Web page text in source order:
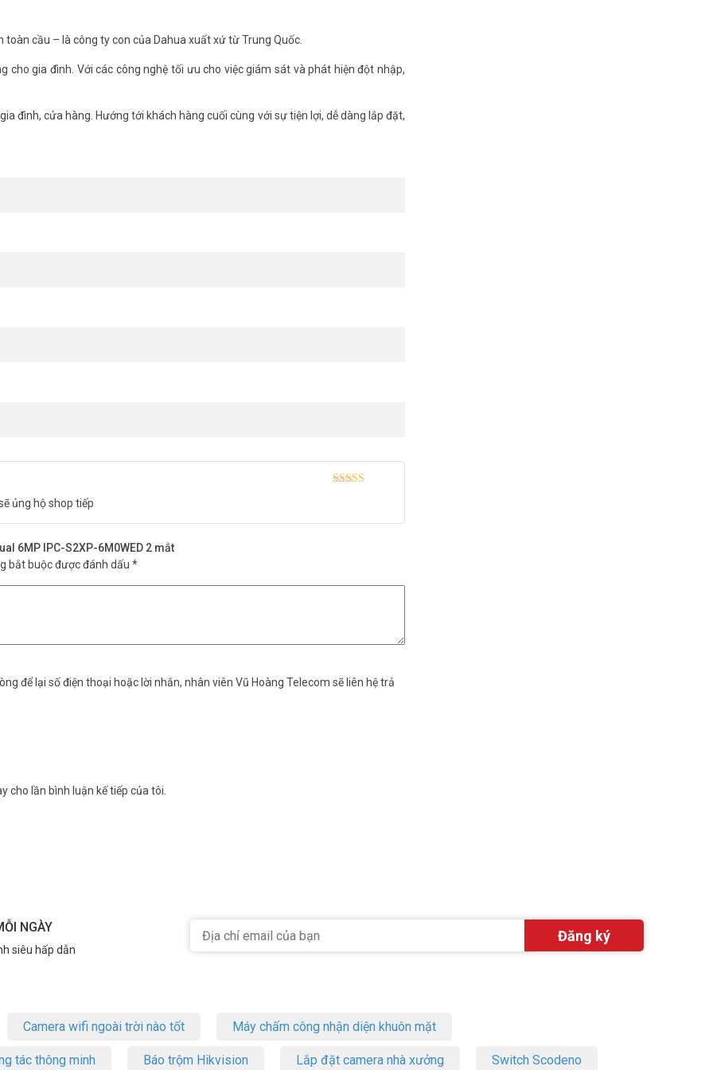
toàn cầu – là công ty con của Dahua xuất xứ từ Trung Quốc.
cho gia đình. Với các công nghệ tối ưu cho việc giám sát và phát hiện đột nhập,
đình, cửa hàng. Hướng tới khách hàng cuối cùng với sự tiện lợi, dễ dàng lắp đặt,
ủng hộ shop tiếp
6MP IPC-S2XP-6M0WED 2 mắt
bắt buộc được đánh dấu *
để lại số điện thoại hoặc lời nhắn, nhân viên Vũ Hoàng Telecom sẽ liên hệ trả
cho lần bình luận kế tiếp của tôi.
NGÀY
siêu hấp dẫn
Camera wifi ngoài trời nào tốt Máy chấm công nhận diện khuôn mặt
tác thông minh Báo trộm Hikvision Lắp đặt camera nhà xưởng Switch Scodeno